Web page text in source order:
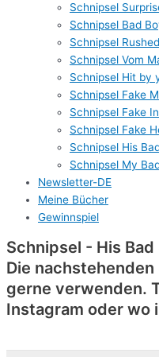
Schnipsel
Schnipsel Bad
Schnipsel
Schnipsel Vom
Schnipsel Hit by
Schnipsel Fake
Schnipsel Fake
Schnipsel Fake
Schnipsel His
Schnipsel My
Newsletter-DE
Meine Bücher
Gewinnspiel
Schnipsel - His
Die
gerne verwenden.
Instagram oder wo